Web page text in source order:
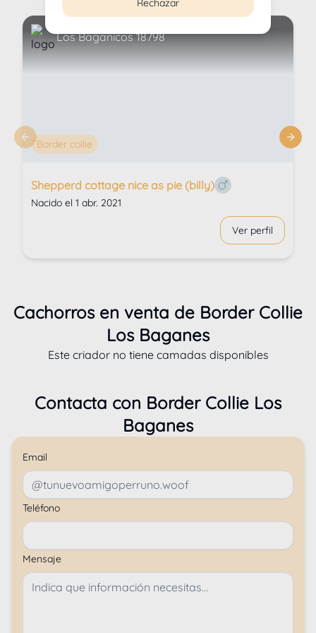
Los Baganicos 18798
Border collie
Shepperd cottage nice as pie (billy)
Ver perfil
Previous slide Next
Cachorros en venta de Border Collie
Los Baganes
Este criador no tiene camadas disponibles
Contacta con Border Collie Los
Baganes
Email
Teléfono
Mensaje
Rechazar